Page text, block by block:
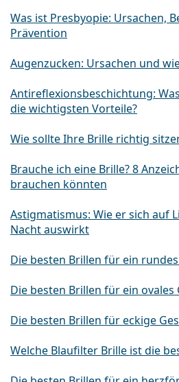
Was ist Presbyopie: Ursachen,
Prävention
Augenzucken: Ursachen und
Antireflexionsbeschichtung:
die wichtigsten Vorteile?
Wie sollte Ihre Brille richtig
Brauche ich eine Brille? 8
brauchen könnten
Astigmatismus: Wie er sich auf
Nacht auswirkt
Die besten Brillen für ein
Die besten Brillen für ein ovales
Die besten Brillen für eckige
Welche Blaufilter Brille ist die